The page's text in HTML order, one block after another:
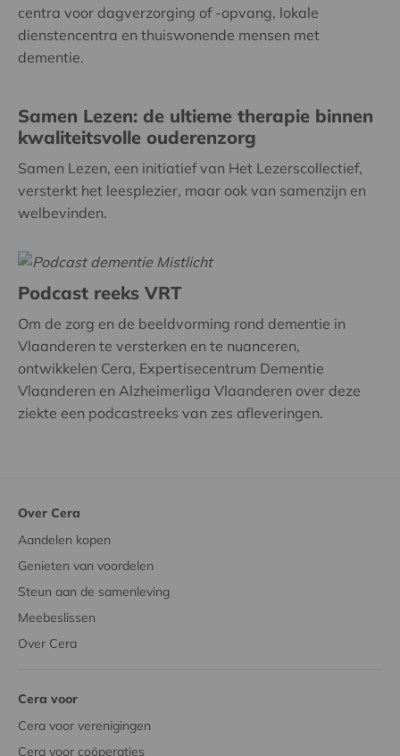
centra voor dagverzorging of -opvang, lokale
dienstencentra en thuiswonende mensen met
dementie.
Samen Lezen: de ultieme therapie binnen
kwaliteitsvolle ouderenzorg
Samen Lezen, een initiatief van Het Lezerscollectief,
versterkt het leesplezier, maar ook van samenzijn en
welbevinden.
Podcast reeks VRT
Om de zorg en de beeldvorming rond dementie in
Vlaanderen te versterken en te nuanceren,
ontwikkelen Cera, Expertisecentrum Dementie
Vlaanderen en Alzheimerliga Vlaanderen over deze
ziekte een podcastreeks van zes afleveringen.
Over Cera
Aandelen kopen
Genieten van voordelen
Steun aan de samenleving
Meebeslissen
Over Cera
Cera voor
Cera voor verenigingen
Cera voor coöperaties